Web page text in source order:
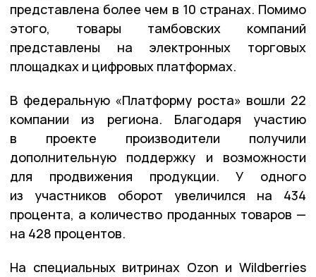
представлена более чем в 10 странах. Помимо
этого, товары тамбовских компаний
представлены на электронных торговых
площадках и цифровых платформах.
В федеральную «Платформу роста» вошли 22
компании из региона. Благодаря участию
в проекте производители получили
дополнительную поддержку и возможности
для продвижения продукции. У одного
из участников оборот увеличился на 434
процента, а количество проданных товаров —
на 428 процентов.
На специальных витринах Ozon и Wildberries